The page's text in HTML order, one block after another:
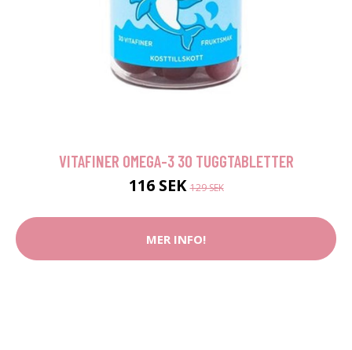
VITAFINER OMEGA-3 30 TUGGTABLETTER
116 SEK129 SEK
MER INFO!